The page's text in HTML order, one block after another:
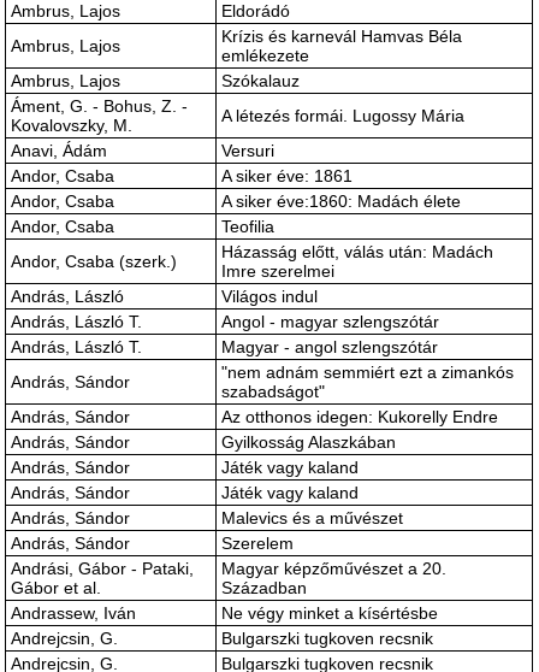
Ambrus, Lajos
Eldorádó
Ambrus, Lajos
Krízis és karnevál Hamvas Béla
emlékezete
Ambrus, Lajos
Szókalauz
Áment, G. - Bohus, Z. -
Kovalovszky, M.
A létezés formái. Lugossy Mária
Anavi, Ádám
Versuri
Andor, Csaba
A siker éve: 1861
Andor, Csaba
A siker éve:1860: Madách élete
Andor, Csaba
Teofilia
Andor, Csaba (szerk.)
Házasság előtt, válás után: Madách
Imre szerelmei
András, László
Világos indul
András, László T.
Angol - magyar szlengszótár
András, László T.
Magyar - angol szlengszótár
András, Sándor
"nem adnám semmiért ezt a zimankós
szabadságot"
András, Sándor
Az otthonos idegen: Kukorelly Endre
András, Sándor
Gyilkosság Alaszkában
András, Sándor
Játék vagy kaland
András, Sándor
Játék vagy kaland
András, Sándor
Malevics és a művészet
András, Sándor
Szerelem
Andrási, Gábor - Pataki,
Gábor et al.
Magyar képzőművészet a 20.
Században
Andrassew, Iván
Ne végy minket a kísértésbe
Andrejcsin, G.
Bulgarszki tugkoven recsnik
Andrejcsin, G.
Bulgarszki tugkoven recsnik